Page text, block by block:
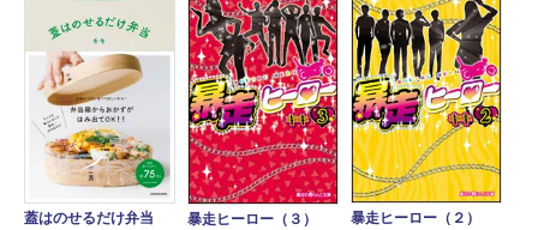
蓋はのせるだけ弁当
暴走ヒーロー（３）
暴走ヒーロー（２）